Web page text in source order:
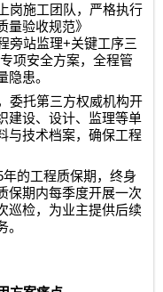
岗施工团队，严格执行
量验收规范》
旁站监理+关键工序三
项安全方案，全程管
隐患。
委托第三方权威机构开
建设、设计、监理等单
与技术档案，确保工程
年的工程质保期，终身
保期内每季度开展一次
巡检，为业主提供后续
。